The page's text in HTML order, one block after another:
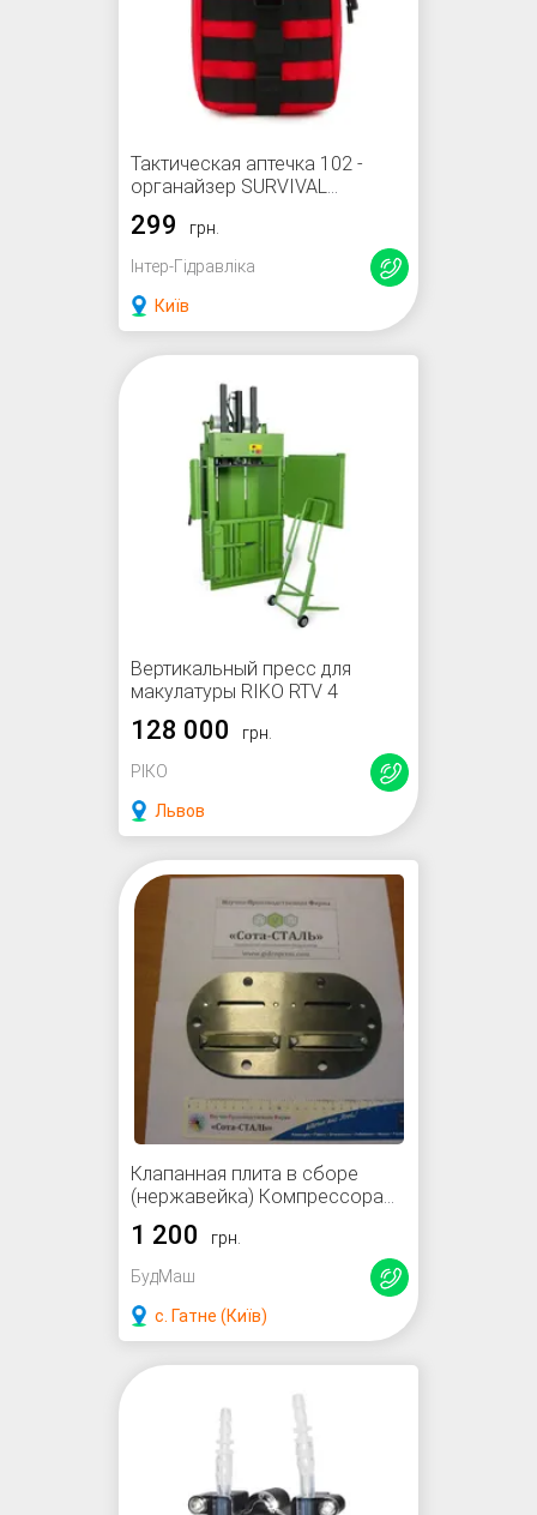
Тактическая аптечка 102 -
органайзер SURVIVAL
быстросъемная (военная)
299
грн.
Інтер-Гідравліка
Київ
Вертикальный пресс для
макулатуры RIKO RTV 4
128 000
грн.
РІКО
Львов
Клапанная плита в сборе
(нержавейка) Компрессора
СО-7Б
1 200
грн.
БудМаш
с. Гатне (Київ)